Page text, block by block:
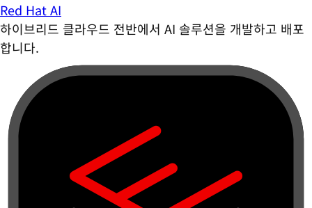
Red Hat AI
하이브리드 클라우드 전반에서 AI 솔루션을 개발하고 배포
합니다.